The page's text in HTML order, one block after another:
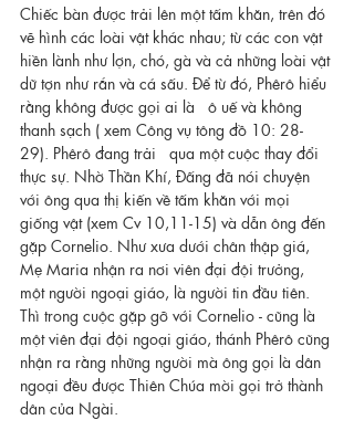
Chiếc bàn được trải lên một tấm khăn, trên đó
vẽ hình các loài vật khác nhau; từ các con vật
hiền lành như lợn, chó, gà và cả những loài vật
dữ tợn như rắn và cá sấu. Để từ đó, Phêrô hiểu
rằng không được gọi ai là   ô uế và không
thanh sạch ( xem Công vụ tông đồ 10: 28-
29). Phêrô đang trải   qua một cuộc thay đổi
thực sự. Nhờ Thần Khí, Đấng đã nói chuyện
với ông qua thị kiến về tấm khăn với mọi
giống vật (xem Cv 10,11-15) và dẫn ông đến
gặp Cornelio. Như xưa dưới chân thập giá,
Mẹ Maria nhận ra nơi viên đại đội trưởng,
một người ngoại giáo, là người tin đầu tiên.
Thì trong cuộc gặp gỡ với Cornelio - cũng là
một viên đại đội ngoại giáo, thánh Phêrô cũng
nhận ra rằng những người mà ông gọi là dân
ngoại đều được Thiên Chúa mời gọi trở thành
dân của Ngài.